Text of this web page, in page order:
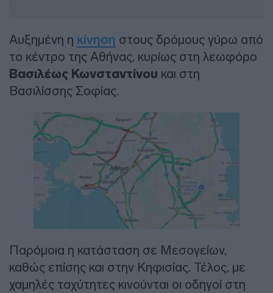
Αυξημένη η κίνηση στους δρόμους γύρω από
το κέντρο της Αθήνας, κυρίως στη λεωφόρο
Βασιλέως Κωνσταντίνου και στη
Βασιλίσσης Σοφίας.
Παρόμοια η κατάσταση σε Μεσογείων,
καθώς επίσης και στην Κηφισίας. Τέλος, με
χαμηλές ταχύτητες κινούνται οι οδηγοί στη